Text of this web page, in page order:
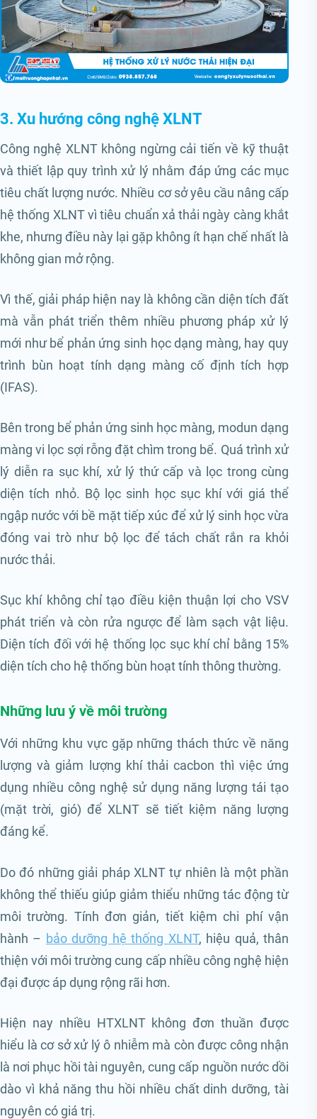
3. Xu hướng công nghệ XLNT
Công nghệ XLNT không ngừng cải tiến về kỹ thuật
và thiết lập quy trình xử lý nhằm đáp ứng các mục
tiêu chất lượng nước. Nhiều cơ sở yêu cầu nâng cấp
hệ thống XLNT vì tiêu chuẩn xả thải ngày càng khắt
khe, nhưng điều này lại gặp không ít hạn chế nhất là
không gian mở rộng.
Vì thế, giải pháp hiện nay là không cần diện tích đất
mà vẫn phát triển thêm nhiều phương pháp xử lý
mới như bể phản ứng sinh học dạng màng, hay quy
trình bùn hoạt tính dạng màng cố định tích hợp
(IFAS).
Bên trong bể phản ứng sinh học màng, modun dạng
màng vi lọc sợi rỗng đặt chìm trong bể. Quá trình xử
lý diễn ra sục khí, xử lý thứ cấp và lọc trong cùng
diện tích nhỏ. Bộ lọc sinh học sục khí với giá thể
ngập nước với bề mặt tiếp xúc để xử lý sinh học vừa
đóng vai trò như bộ lọc để tách chất rắn ra khỏi
nước thải.
Sục khí không chỉ tạo điều kiện thuận lợi cho VSV
phát triển và còn rửa ngược để làm sạch vật liệu.
Diện tích đối với hệ thống lọc sục khí chỉ bằng 15%
diện tích cho hệ thống bùn hoạt tính thông thường.
Những lưu ý về môi trường
Với những khu vực gặp những thách thức về năng
lượng và giảm lượng khí thải cacbon thì việc ứng
dụng nhiều công nghệ sử dụng năng lượng tái tạo
(mặt trời, gió) để XLNT sẽ tiết kiệm năng lượng
đáng kể.
Do đó những giải pháp XLNT tự nhiên là một phần
không thể thiếu giúp giảm thiểu những tác động từ
môi trường. Tính đơn giản, tiết kiệm chi phí vận
hành – bảo dưỡng hệ thống XLNT, hiệu quả, thân
thiện với môi trường cung cấp nhiều công nghệ hiện
đại được áp dụng rộng rãi hơn.
Hiện nay nhiều HTXLNT không đơn thuần được
hiểu là cơ sở xử lý ô nhiễm mà còn được công nhận
là nơi phục hồi tài nguyên, cung cấp nguồn nước dồi
dào vì khả năng thu hồi nhiều chất dinh dưỡng, tài
nguyên có giá trị.